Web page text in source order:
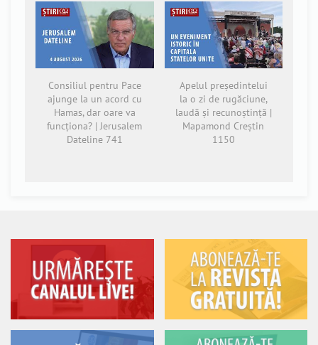
Consiliul pentru Pace
ajunge la un acord cu
Hamas, dar oare va
funcționa? | Jerusalem
Dateline 741
Apelul președintelui
la o zi de rugăciune,
laudă și recunoștință |
Mapamond Creștin
1150